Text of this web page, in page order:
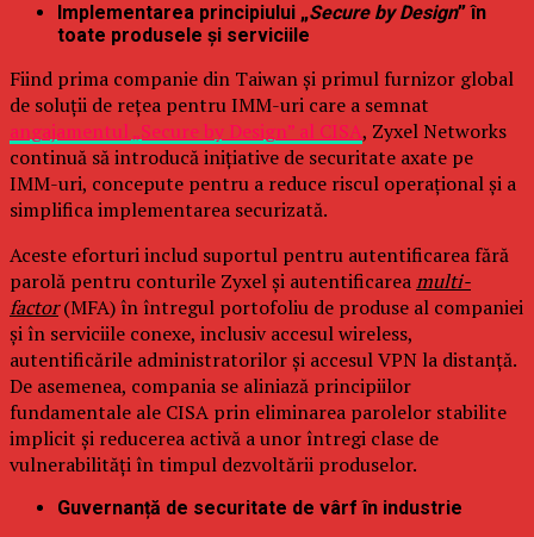
Implementarea principiului „Secure by Design” în
toate produsele și serviciile
Fiind prima companie din Taiwan și primul furnizor global
de soluții de rețea pentru IMM-uri care a semnat
angajamentul „Secure by Design” al CISA, Zyxel Networks
continuă să introducă inițiative de securitate axate pe
IMM-uri, concepute pentru a reduce riscul operațional și a
simplifica implementarea securizată.
Aceste eforturi includ suportul pentru autentificarea fără
parolă pentru conturile Zyxel și autentificareamulti-
factor(MFA) în întregul portofoliu de produse al companiei
și în serviciile conexe, inclusiv accesul wireless,
autentificările administratorilor și accesul VPN la distanță.
De asemenea, compania se aliniază principiilor
fundamentale ale CISA prin eliminarea parolelor stabilite
implicit și reducerea activă a unor întregi clase de
vulnerabilități în timpul dezvoltării produselor.
Guvernanță de securitate de vârf în industrie